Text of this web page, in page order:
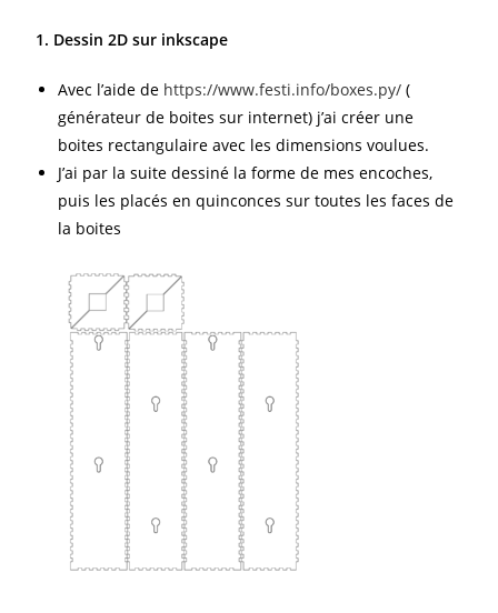
1. Dessin 2D sur inkscape
Avec l’aide de https://www.festi.info/boxes.py/ (
générateur de boites sur internet) j’ai créer une
boites rectangulaire avec les dimensions voulues.
J’ai par la suite dessiné la forme de mes encoches,
puis les placés en quinconces sur toutes les faces de
la boites